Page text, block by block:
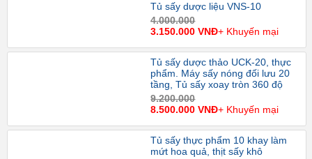
Tủ sấy dược liệu VNS-10
4.000.000
3.150.000 VNĐ+ Khuyến mại
Tủ sấy dược thảo UCK-20, thực
phẩm. Máy sấy nóng đối lưu 20
tầng, Tủ sấy xoay tròn 360 độ
9.200.000
8.500.000 VNĐ+ Khuyến mại
Tủ sấy thực phẩm 10 khay làm
mứt hoa quả, thịt sấy khô